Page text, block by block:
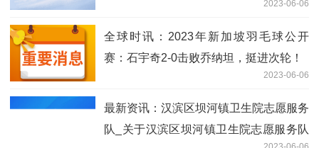
2023-06-06
全球时讯：2023年新加坡羽毛球公开
赛：石宇奇2-0击败乔纳坦，挺进次轮！
2023-06-06
最新资讯：汉滨区坝河镇卫生院志愿服务
队_关于汉滨区坝河镇卫生院志愿服务队